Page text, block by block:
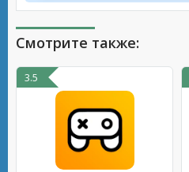
Смотрите также:
3.5